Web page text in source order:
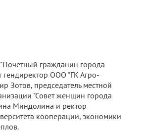
"Почетный гражданин города
гендиректор ООО "ГК Агро-
Зотов, председатель местной
"Совет женщин города
Миндолина и ректор
кооперации, экономики